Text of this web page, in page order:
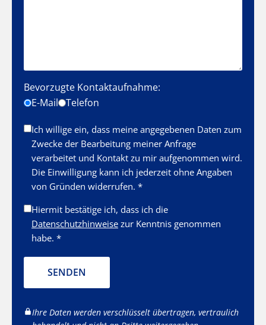
Bevorzugte Kontaktaufnahme:
E-Mail
Telefon
Ich willige ein, dass meine angegebenen Daten zum
Zwecke der Bearbeitung meiner Anfrage
verarbeitet und Kontakt zu mir aufgenommen wird.
Die Einwilligung kann ich jederzeit ohne Angaben
von Gründen widerrufen. *
Hiermit bestätige ich, dass ich die
Datenschutzhinweise zur Kenntnis genommen
habe. *
SENDEN
Ihre Daten werden verschlüsselt übertragen, vertraulich